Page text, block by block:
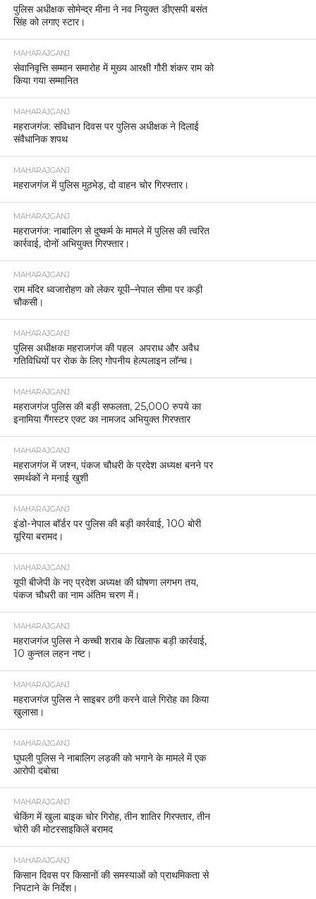
पुलिस अधीक्षक सोमेन्द्र मीना ने नव नियुक्त डीएसपी बसंत
सिंह को लगाए स्टार।
MAHARAJGANJ
सेवानिवृत्ति सम्मान समारोह में मुख्य आरक्षी गौरी शंकर राम को
किया गया सम्मानित
MAHARAJGANJ
महराजगंज: संविधान दिवस पर पुलिस अधीक्षक ने दिलाई
संवैधानिक शपथ
MAHARAJGANJ
महराजगंज में पुलिस मुठभेड़, दो वाहन चोर गिरफ्तार।
MAHARAJGANJ
महराजगंज: नाबालिग से दुष्कर्म के मामले में पुलिस की त्वरित
कार्रवाई, दोनों अभियुक्त गिरफ्तार।
MAHARAJGANJ
राम मंदिर ध्वजारोहण को लेकर यूपी–नेपाल सीमा पर कड़ी
चौकसी।
MAHARAJGANJ
पुलिस अधीक्षक महराजगंज की पहल अपराध और अवैध
गतिविधियों पर रोक के लिए गोपनीय हेल्पलाइन लॉन्च।
MAHARAJGANJ
महराजगंज पुलिस की बड़ी सफलता, 25,000 रुपये का
इनामिया गैंगस्टर एक्ट का नामजद अभियुक्त गिरफ्तार
MAHARAJGANJ
महराजगंज में जश्न, पंकज चौधरी के प्रदेश अध्यक्ष बनने पर
समर्थकों ने मनाई खुशी
MAHARAJGANJ
इंडो-नेपाल बॉर्डर पर पुलिस की बड़ी कार्रवाई, 100 बोरी
यूरिया बरामद।
MAHARAJGANJ
यूपी बीजेपी के नए प्रदेश अध्यक्ष की घोषणा लगभग तय,
पंकज चौधरी का नाम अंतिम चरण में।
MAHARAJGANJ
महराजगंज पुलिस ने कच्ची शराब के खिलाफ बड़ी कार्रवाई,
10 कुन्तल लहन नष्ट।
MAHARAJGANJ
महराजगंज पुलिस ने साइबर ठगी करने वाले गिरोह का किया
खुलासा।
MAHARAJGANJ
घुघली पुलिस ने नाबालिग लड़की को भगाने के मामले में एक
आरोपी दबोचा
MAHARAJGANJ
चेकिंग में खुला बाइक चोर गिरोह, तीन शातिर गिरफ्तार, तीन
चोरी की मोटरसाइकिलें बरामद
MAHARAJGANJ
किसान दिवस पर किसानों की समस्याओं को प्राथमिकता से
निपटाने के निर्देश।